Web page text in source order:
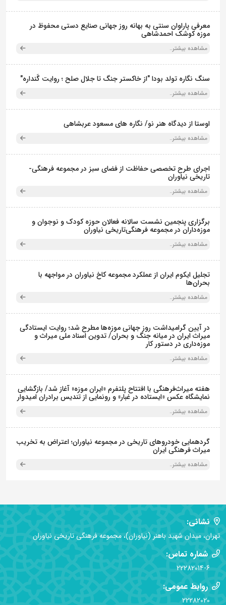
معرفی پاراوان سنتی به بهانه روز جهانی صنایع دستی محفوظ در
موزه کوشک احمدشاهی
مشاهده بیشتر..
سنگ نگاره تولد بودا "از خاکستر جنگ تا جلال صلح ؛ روایت گَنداره"
مشاهده بیشتر..
اوستا از دیدگاه هنر نو/ نگاره های مسعود عربشاهی
مشاهده بیشتر..
اجرای طرح تخصصی حفاظت از فضای سبز در مجموعه فرهنگی-
تاریخی نیاوران
مشاهده بیشتر..
برگزاری پنجمین نشست سالانه فعالان حوزه کودک و نوجوان و
موزه‌داران در مجموعه فرهنگی‌تاریخی نیاوران
مشاهده بیشتر..
تجلیل ایکوم ایران از عملکرد مجموعه کاخ نیاوران در مواجهه با
بحران‌ها
مشاهده بیشتر..
در آیین گرامیداشت روز جهانی موزه‌ها مطرح شد؛ روایت ایستادگی
میراث ایران در میانه جنگ و بحران/ تدوین اسناد ملی میراث و
موزه‌داری در دستور کار
مشاهده بیشتر..
هفته میراث‌فرهنگی با افتتاح پلتفرم «ایران موزه» آغاز شد/ بازگشایی
نمایشگاه عکس «ایستاده در غبار» و رونمایی از تندیس برادران امیدوار
مشاهده بیشتر..
گردهمایی خودروهای تاریخی در مجموعه نیاوران؛ اعتراض به تخریب
میراث فرهنگی ایران
مشاهده بیشتر..
نشانی:
تهران، میدان شهید باهنر (نیاوران)، مجموعه فرهنگی تاریخی نیاوران
شماره تماس:
22282014-6
روابط عمومی:
22282020